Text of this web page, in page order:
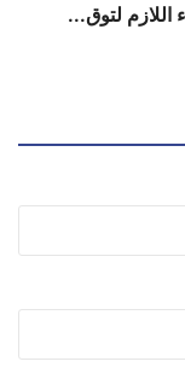
اللازم لتوق...